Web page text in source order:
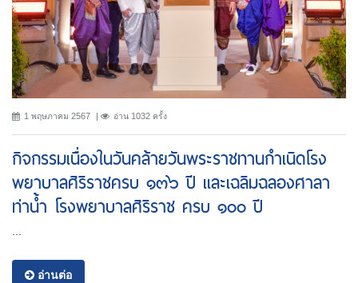
1 พฤษภาคม 2567 อ่าน 1032 ครั้ง
กิจกรรมเนื่องในวันคล้ายวันพระราชทานกำเนิดโรง
พยาบาลศิริราชครบ ๑๓๖ ปี เเละเฉลิมฉลองศาลา
ท่าน้ำ โรงพยาบาลศิริราช ครบ ๑๐๐ ปี
...
อ่านต่อ